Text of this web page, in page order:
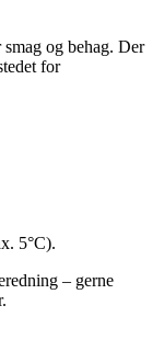
og behag. Der
for
5°C).
– gerne